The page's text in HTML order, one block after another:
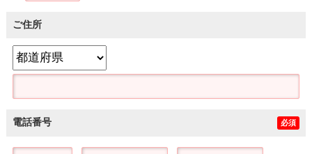
ご住所
電話番号 必須